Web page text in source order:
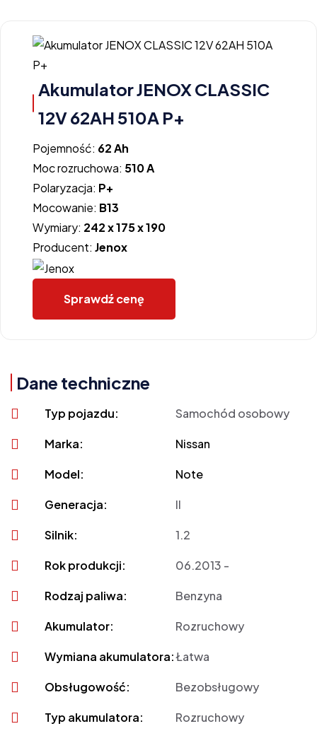
Akumulator JENOX CLASSIC
12V 62AH 510A P+
Pojemność: 62 Ah
Moc rozruchowa: 510 A
Polaryzacja: P+
Mocowanie: B13
Wymiary: 242 x 175 x 190
Producent: Jenox
Sprawdź cenę
Dane techniczne
Typ pojazdu: Samochód osobowy
Marka: Nissan
Model: Note
Generacja: II
Silnik: 1.2
Rok produkcji: 06.2013 -
Rodzaj paliwa: Benzyna
Akumulator: Rozruchowy
Wymiana akumulatora:Łatwa
Obsługowość: Bezobsługowy
Typ akumulatora: Rozruchowy